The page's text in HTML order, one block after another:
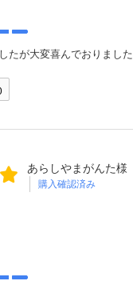
たが大変喜んでおりました
あらしやまがんた様
購入確認済み